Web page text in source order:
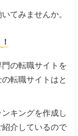
てみませんか。
の転職サイトを
転職サイトはと
キングを作成し
介しているので